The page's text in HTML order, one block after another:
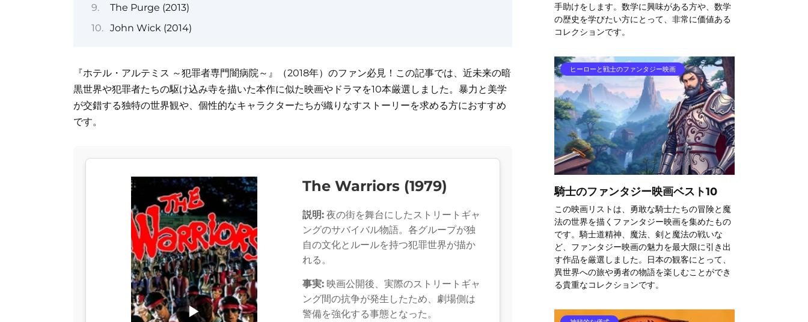
The Purge (2013)
John Wick (2014)
『ホテル・アルテミス ～犯罪者専門闇病院～』（2018年）のファン必見！この記事では、近未来の暗
黒世界や犯罪者たちの駆け込み寺を描いた本作に似た映画やドラマを10本厳選しました。暴力と美学
が交錯する独特の世界観や、個性的なキャラクターたちが織りなすストーリーを求める方におすすめ
です。
▶
The Warriors (1979)
説明: 夜の街を舞台にしたストリートギャ
ングのサバイバル物語。各グループが独
自の文化とルールを持つ犯罪世界が描か
れる。
事実: 映画公開後、実際のストリートギャ
ング間の抗争が発生したため、劇場側は
警備を強化する事態となった。
手助けをします。数学に興味がある方や、数学
の歴史を学びたい方にとって、非常に価値ある
コレクションです。
ヒーローと戦士のファンタジー映画
騎士のファンタジー映画ベスト10
この映画リストは、勇敢な騎士たちの冒険と魔
法の世界を描くファンタジー映画を集めたもの
です。騎士道精神、魔法、剣と魔法の戦いな
ど、ファンタジー映画の魅力を最大限に引き出
す作品を厳選しました。日本の観客にとって、
異世界への旅や勇者の物語を楽しむことができ
る貴重なコレクションです。